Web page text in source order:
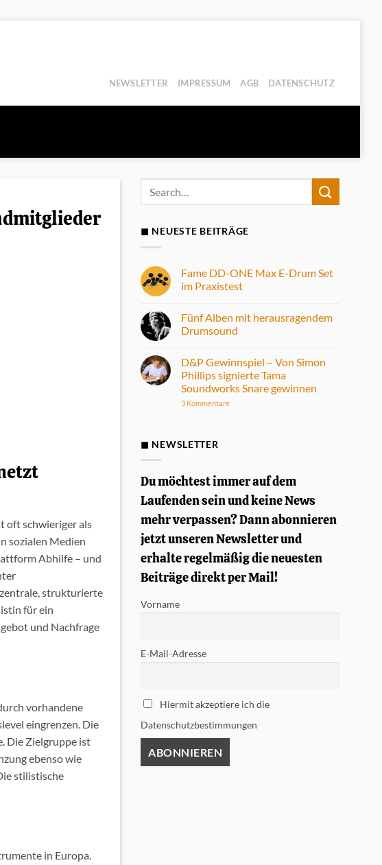
NEWSLETTER IMPRESSUM AGB DATENSCHUTZ
oft schwieriger als
sozialen Medien
Abhilfe – und
zentrale, strukturierte
für ein
und Nachfrage
vorhandene
eingrenzen. Die
Die Zielgruppe ist
ebenso wie
stilistische
in Europa.
◼ NEUESTE BEITRÄGE
Fame DD-ONE Max E-Drum Set
im Praxistest
zu
Fame
DD-
E-
Drum
Set
im
Fünf Alben mit herausragendem
Drumsound
zu
Fünf
Alben
mit
Drumsound
D&P Gewinnspiel – Von Simon
Phillips signierte Tama
Soundworks Snare gewinnen
3 Kommentarezu
Soundworks
gewinnen
◼ NEWSLETTER
Du möchtest immer auf dem
Laufenden sein und keine News
mehr verpassen? Dann abonnieren
jetzt unseren Newsletter und
erhalte regelmäßig die neuesten
Beiträge direkt per Mail!
Vorname
E-Mail-Adresse
Hiermit akzeptiere ich die
Datenschutzbestimmungen